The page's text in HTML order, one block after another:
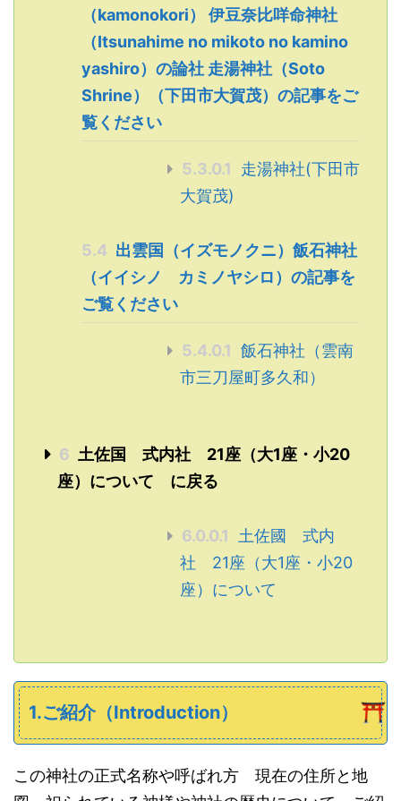
（kamonokori） 伊豆奈比咩命神社
（Itsunahime no mikoto no kamino
yashiro）の論社 走湯神社（Soto
Shrine）（下田市大賀茂）の記事をご
覧ください
5.3.0.1
走湯神社(下田市
大賀茂)
5.4 出雲国（イズモノクニ）飯石神社
（イイシノ カミノヤシロ）の記事を
ご覧ください
5.4.0.1 飯石神社（雲南
市三刀屋町多久和）
6 土佐国 式内社 21座（大1座・小20
座）について に戻る
6.0.0.1
土佐國 式内
社 21座（大1座・小20
座）について
1.ご紹介（Introduction）
この神社の正式名称や呼ばれ方 現在の住所と地